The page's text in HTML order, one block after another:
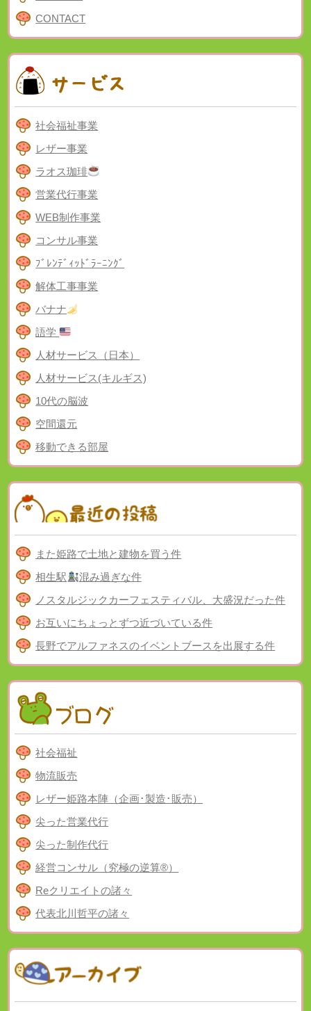
CONTACT
社会福祉事業
レザー事業
ラオス珈琲
営業代行事業
WEB制作事業
コンサル事業
ﾌﾞﾚﾝﾃﾞｨｯﾄﾞﾗｰﾆﾝｸﾞ
解体工事事業
バナナ
語学
人材サービス（日本）
人材サービス(キルギス)
10代の脳波
空間還元
移動できる部屋
また姫路で土地と建物を買う件
相生駅
混み過ぎな件
ノスタルジックカーフェスティバル、大盛況だった件
お互いにちょっとずつ近づいている件
長野でアルファネスのイベントブースを出展する件
社会福祉
物流販売
レザー姫路本陣（企画･製造･販売）
尖った営業代行
尖った制作代行
経営コンサル（究極の逆算®）
Reクリエイトの諸々
代表北川哲平の諸々